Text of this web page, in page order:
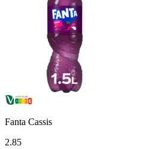
Fanta Cassis
2.85